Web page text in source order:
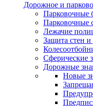
Дорожное и
Парковочные
Парковочные
Лежачие
Защита стен и
Сферические
Дорожные
Новые